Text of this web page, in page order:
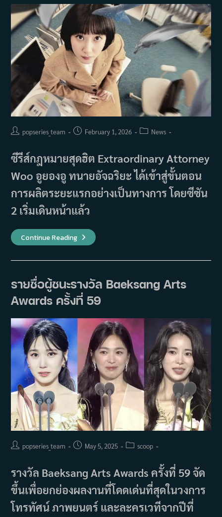
จาก
กา
รส
ตรี
ม
มิ่ง!
Postpopseries_team
PostFebruary 1, 2026
PostNews
ซีรีส์กฎหมายสุดฮิต Extraordinary Attorney
Woo อูยองอู ทนายอัจฉริยะ ได้เข้าสู่ขั้นตอน
การผลิตระยะแรกอย่างเป็นทางการ โดยซีซัน
2 เริ่มเดินหน้าแล้ว
Continue ReadingExtraordinary
Attorney
ซี
หน้า
อย่าง
เป็น
ทางการ
รายชื่อผู้ชนะรางวัล Baeksang Arts
Awards ครั้งที่ 59
Postpopseries_team
PostMay 5, 2025
Postscoop
รางวัล Baeksang Arts Awards ครั้งที่ 59 จัด
ขึ้นเพื่อยกย่องผลงานที่โดดเด่นที่สุดในวงการ
โทรทัศน์ ภาพยนตร์ และละครเวทีจากปีที่